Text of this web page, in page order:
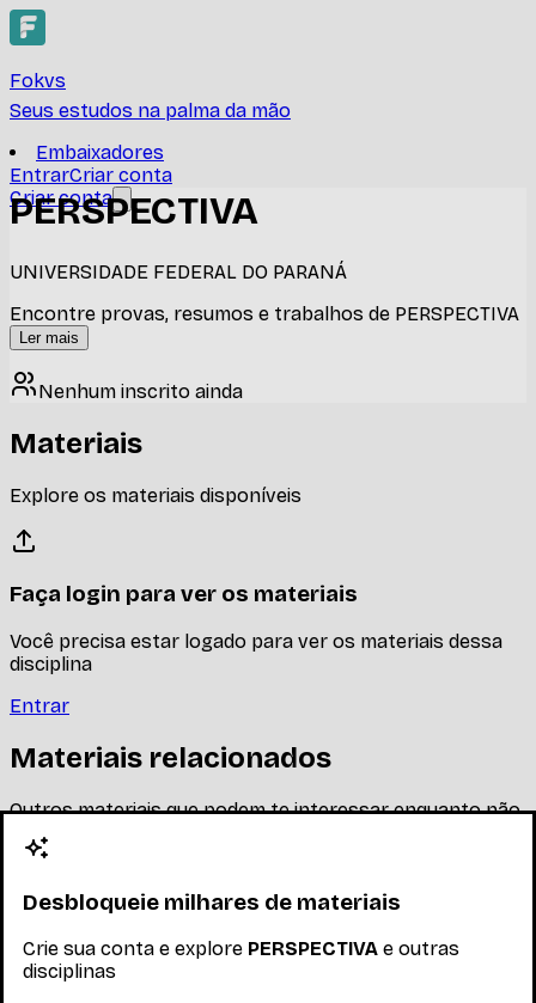
Fokvs
Seus estudos na palma da mão
Embaixadores
EntrarCriar conta
Criar conta
PERSPECTIVA
UNIVERSIDADE FEDERAL DO PARANÁ
Encontre provas, resumos e trabalhos de PERSPECTIVA
Ler mais
Nenhum inscrito ainda
Materiais
Explore os materiais disponíveis
Faça login para ver os materiais
Você precisa estar logado para ver os materiais dessa
disciplina
Entrar
Materiais relacionados
Outros materiais que podem te interessar enquanto não
há materiais específicos desta disciplina
Desbloqueie milhares de materiais
Crie sua conta e explore PERSPECTIVA e outras
disciplinas